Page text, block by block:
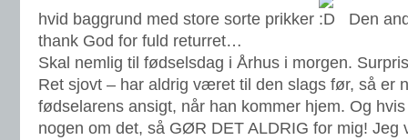
hvid baggrund med store sorte prikker
Den
thank God for fuld returret…
Skal nemlig til fødselsdag i Århus i morgen.
Ret sjovt – har aldrig været til den slags før, så er
fødselarens ansigt, når han kommer hjem. Og
nogen om det, så GØR DET ALDRIG for mig! Jeg